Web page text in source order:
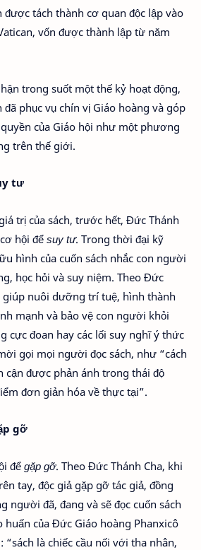
được tách thành cơ quan độc lập vào
vốn được thành lập từ năm
trong suốt một thế kỷ hoạt động,
đã phục vụ chín vị Giáo hoàng và góp
của Giáo hội như một phương
trên thế giới.
tư
trị của sách, trước hết, Đức Thánh
hội để suy tư. Trong thời đại kỹ
hình của cuốn sách nhắc con người
học hỏi và suy niệm. Theo Đức
giúp nuôi dưỡng trí tuệ, hình thành
mạnh và bảo vệ con người khỏi
cực đoan hay các lối suy nghĩ ý thức
gọi mọi người đọc sách, như “cách
cận được phản ánh trong thái độ
đơn giản hóa về thực tại”.
gỡ
để gặp gỡ. Theo Đức Thánh Cha, khi
tay, độc giả gặp gỡ tác giả, đồng
người đã, đang và sẽ đọc cuốn sách
huấn của Đức Giáo hoàng Phanxicô
“sách là chiếc cầu nối với tha nhân,